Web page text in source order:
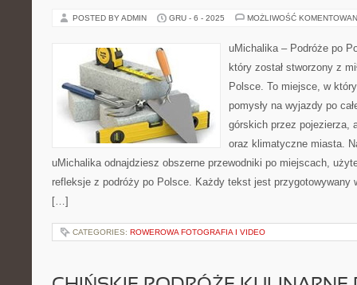
POSTED BY ADMIN GRU - 6 - 2025 MOŻLIWOŚĆ
uMichalika – Podróże po
który został stworzony z
Polsce. To miejsce, w
pomysły na wyjazdy po
górskich przez pojezierza,
oraz klimatyczne miasta.
uMichalika odnajdziesz obszerne przewodniki po miejscach,
refleksje z podróży po Polsce. Każdy tekst jest przygotowywany
[…]
CATEGORIES: ROWEROWA FOTOGRAFIA I VIDEO